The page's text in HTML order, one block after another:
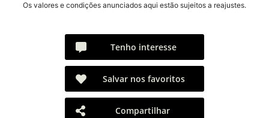
Os valores e condições anunciados aqui estão sujeitos a reajustes.
Tenho interesse
Salvar nos favoritos
Compartilhar